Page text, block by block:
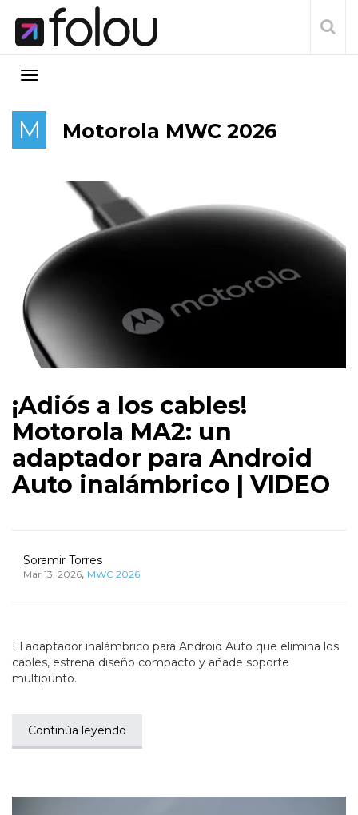
M Motorola MWC 2026
¡Adiós a los cables!
Motorola MA2: un
adaptador para Android
Auto inalámbrico | VIDEO
Soramir Torres
Mar 13, 2026, MWC 2026
El adaptador inalámbrico para Android Auto que elimina los
cables, estrena diseño compacto y añade soporte
multipunto.
Continúa leyendo